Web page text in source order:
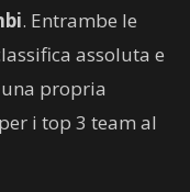
. Entrambe le
assoluta e
propria
i top 3 team al